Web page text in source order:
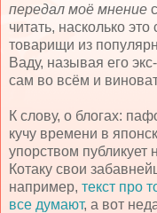
передал моё мнение
читать, насколько
товарищи из
Ваду, называя его
сам во всём и
К слову, о блогах:
кучу времени в
упорством публикует
Котаку свои
например, текст про
все думают, а вот